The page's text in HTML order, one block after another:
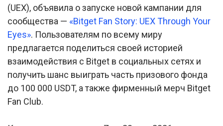
(UEX), объявила о запуске новой кампании для
сообщества — «Bitget Fan Story: UEX Through Your
Eyes». Пользователям по всему миру
предлагается поделиться своей историей
взаимодействия с Bitget в социальных сетях и
получить шанс выиграть часть призового фонда
до 100 000 USDT, а также фирменный мерч Bitget
Fan Club.